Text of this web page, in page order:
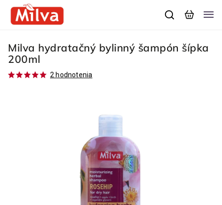
Milva hydratačný bylinný šampón šípka
200ml
2 hodnotenia